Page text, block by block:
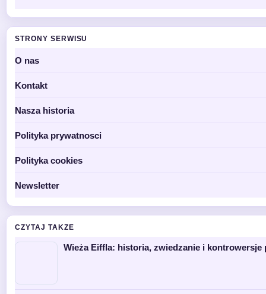
STRONY SERWISU
O nas
Kontakt
Nasza historia
Polityka prywatnosci
Polityka cookies
Newsletter
CZYTAJ TAKZE
Wieża Eiffla: historia, zwiedzanie i kontrowersje